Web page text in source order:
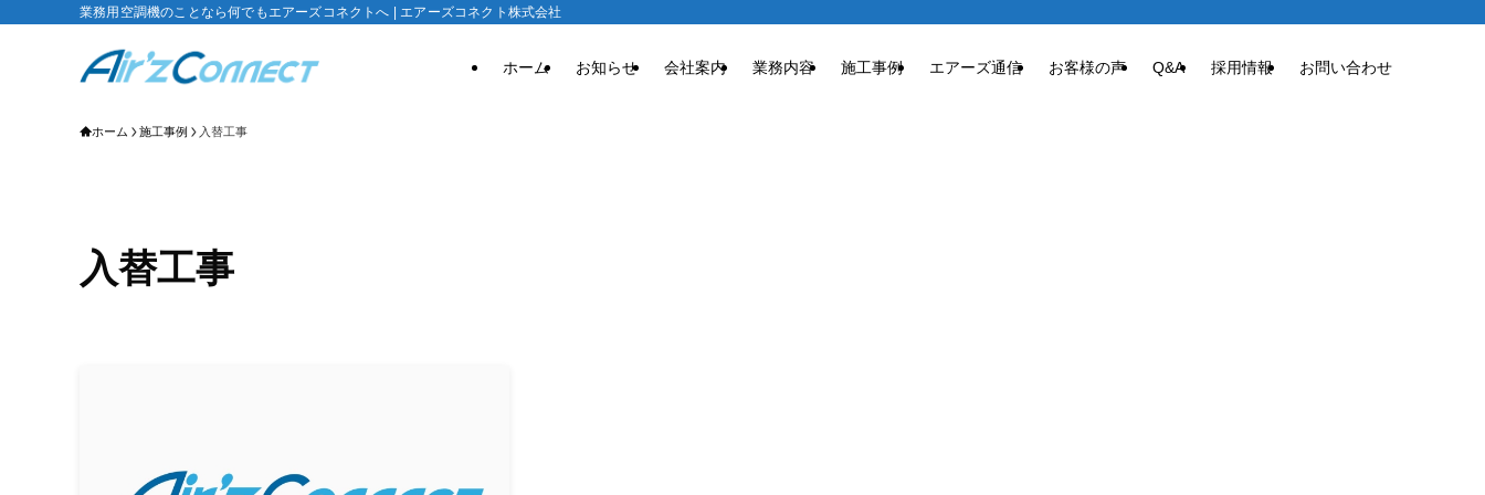
業務用空調機のことなら何でもエアーズコネクトへ | エアーズコネクト株式会社
ホーム お知らせ 会社案内 業務内容 施工事例 エアーズ通信 お客様の声 Q&A 採用情報 お問い合わせ
ホーム 施工事例 入替工事
入替工事